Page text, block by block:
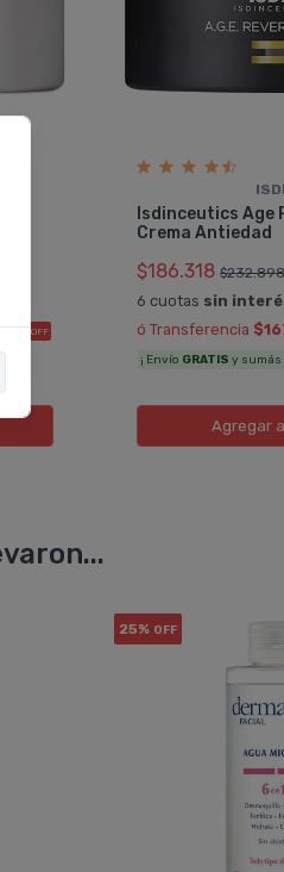
EXTRA OFF
Isdinceutics Age
Crema Antiedad
$186.318 $232.898
6 cuotas sin
ó Transferencia
¡ Envío GRATIS y sumás
Agregar
25% OFF